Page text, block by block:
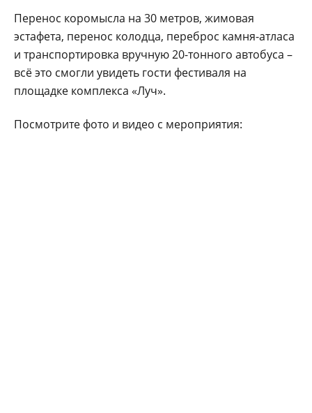
Перенос коромысла на 30 метров, жимовая
эстафета, перенос колодца, переброс камня-атласа
и транспортировка вручную 20-тонного автобуса –
всё это смогли увидеть гости фестиваля на
площадке комплекса «Луч».
Посмотрите фото и видео с мероприятия: